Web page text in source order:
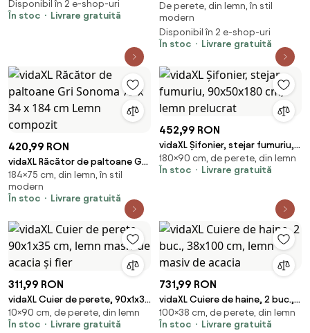
Disponibil în 2 e-shop-uri
În stoc
Livrare gratuită
montat pe perete Pe perete
Lemn vechi
De perete, din lemn, în stil
modern
Disponibil în 2 e-shop-uri
În stoc
Livrare gratuită
420,99 RON
vidaXL Răcător de paltoane Gri
Sonoma 75 x 34 x 184 cm Lemn
compozit
184×75 cm, din lemn, în stil
modern
În stoc
Livrare gratuită
452,99 RON
vidaXL Șifonier, stejar fumuriu,
90x50x180 cm, lemn prelucrat
180×90 cm, de perete, din lemn
În stoc
Livrare gratuită
311,99 RON
vidaXL Cuier de perete, 90x1x35
cm, lemn masiv de acacia și fier
10×90 cm, de perete, din lemn
În stoc
Livrare gratuită
731,99 RON
vidaXL Cuiere de haine, 2 buc.,
38x100 cm, lemn masiv de
acacia
100×38 cm, de perete, din lemn
În stoc
Livrare gratuită